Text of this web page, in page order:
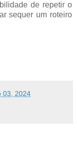
de repetir o
sequer um roteiro
03, 2024